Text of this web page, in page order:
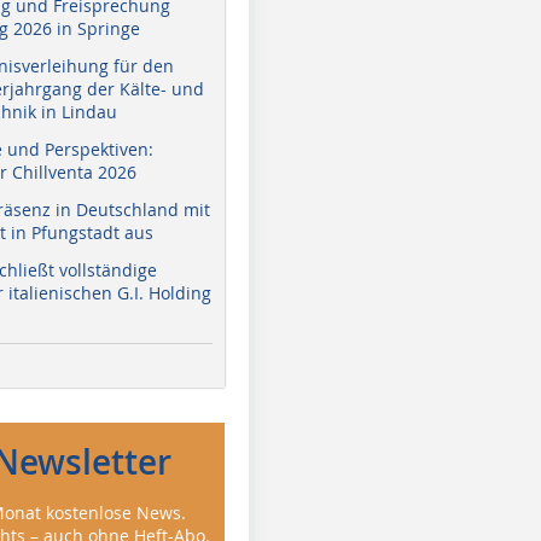
und Freisprechung
2026 in Springe
für den
der Kälte- und
in Lindau
und Perspektiven:
Chillventa 2026
in Deutschland mit
in Pfungstadt aus
vollständige
italienischen G.I. Holding
kostenlose News.
– auch ohne Heft-Abo.